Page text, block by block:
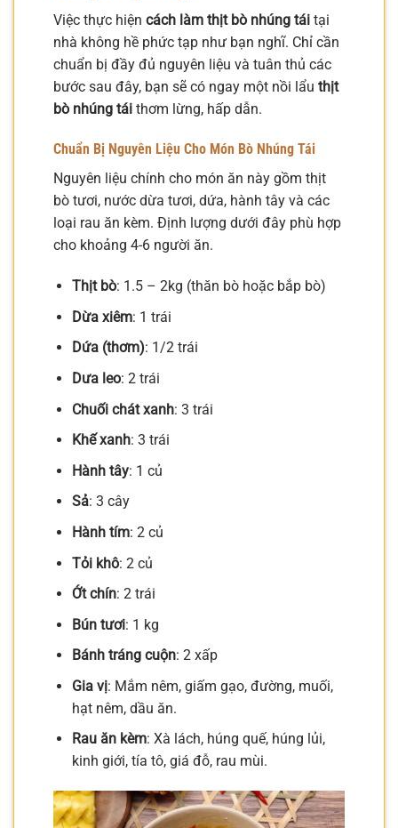
Việc thực hiện cách làm thịt bò nhúng tái tại
nhà không hề phức tạp như bạn nghĩ. Chỉ cần
chuẩn bị đầy đủ nguyên liệu và tuân thủ các
bước sau đây, bạn sẽ có ngay một nồi lẩu thịt
bò nhúng tái thơm lừng, hấp dẫn.
Chuẩn Bị Nguyên Liệu Cho Món Bò Nhúng Tái
Nguyên liệu chính cho món ăn này gồm thịt
bò tươi, nước dừa tươi, dứa, hành tây và các
loại rau ăn kèm. Định lượng dưới đây phù hợp
cho khoảng 4-6 người ăn.
Thịt bò: 1.5 – 2kg (thăn bò hoặc bắp bò)
Dừa xiêm: 1 trái
Dứa (thơm): 1/2 trái
Dưa leo: 2 trái
Chuối chát xanh: 3 trái
Khế xanh: 3 trái
Hành tây: 1 củ
Sả: 3 cây
Hành tím: 2 củ
Tỏi khô: 2 củ
Ớt chín: 2 trái
Bún tươi: 1 kg
Bánh tráng cuộn: 2 xấp
Gia vị: Mắm nêm, giấm gạo, đường, muối,
hạt nêm, dầu ăn.
Rau ăn kèm: Xà lách, húng quế, húng lủi,
kinh giới, tía tô, giá đỗ, rau mùi.